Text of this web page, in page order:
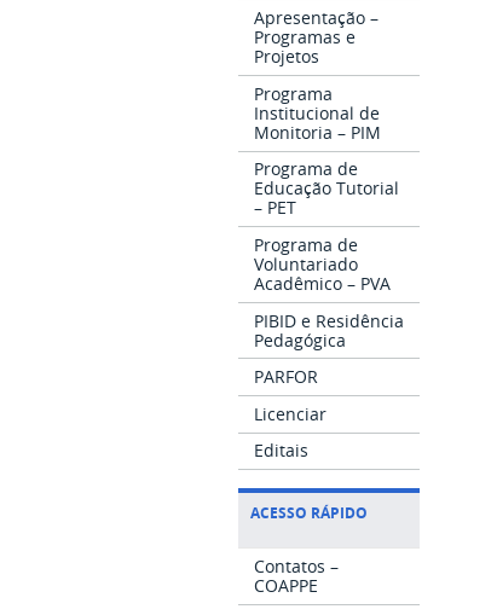
Apresentação –
Programas e
Projetos
Programa
Institucional de
Monitoria – PIM
Programa de
Educação Tutorial
– PET
Programa de
Voluntariado
Acadêmico – PVA
PIBID e Residência
Pedagógica
PARFOR
Licenciar
Editais
ACESSO RÁPIDO
Contatos –
COAPPE